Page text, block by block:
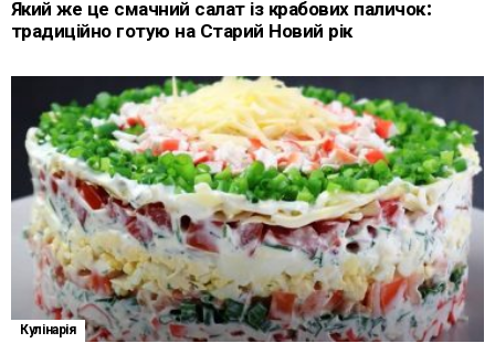
Який же це смачний салат із крабових паличок:
традиційно готую на Старий Новий рік
Кулінарія